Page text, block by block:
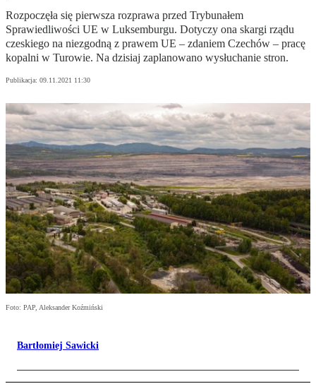
Rozpoczęła się pierwsza rozprawa przed Trybunałem
Sprawiedliwości UE w Luksemburgu. Dotyczy ona skargi rządu
czeskiego na niezgodną z prawem UE – zdaniem Czechów – pracę
kopalni w Turowie. Na dzisiaj zaplanowano wysłuchanie stron.
Publikacja: 09.11.2021 11:30
Foto: PAP, Aleksander Koźmiński
Bartłomiej Sawicki